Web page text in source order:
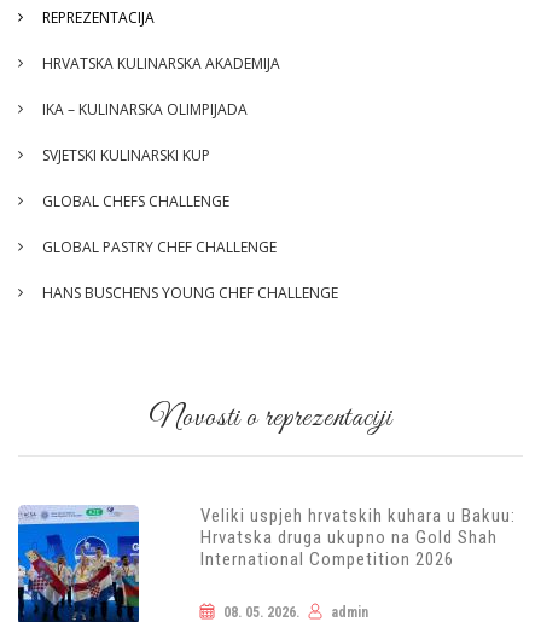
REPREZENTACIJA
HRVATSKA KULINARSKA AKADEMIJA
IKA – KULINARSKA OLIMPIJADA
SVJETSKI KULINARSKI KUP
GLOBAL CHEFS CHALLENGE
GLOBAL PASTRY CHEF CHALLENGE
HANS BUSCHENS YOUNG CHEF CHALLENGE
Novosti o reprezentaciji
Veliki uspjeh hrvatskih kuhara u Bakuu:
Hrvatska druga ukupno na Gold Shah
International Competition 2026
08. 05. 2026. admin